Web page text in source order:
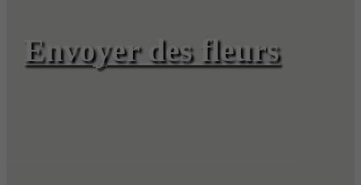
Envoyer des fleurs